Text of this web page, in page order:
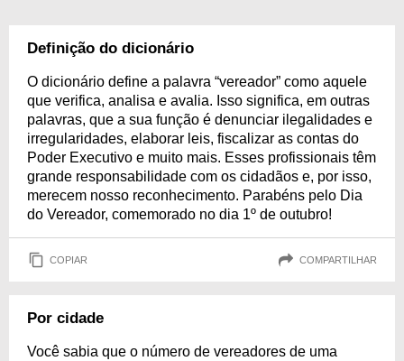
Definição do dicionário
O dicionário define a palavra “vereador” como aquele
que verifica, analisa e avalia. Isso significa, em outras
palavras, que a sua função é denunciar ilegalidades e
irregularidades, elaborar leis, fiscalizar as contas do
Poder Executivo e muito mais. Esses profissionais têm
grande responsabilidade com os cidadãos e, por isso,
merecem nosso reconhecimento. Parabéns pelo Dia
do Vereador, comemorado no dia 1º de outubro!
COPIAR COMPARTILHAR
Por cidade
Você sabia que o número de vereadores de uma